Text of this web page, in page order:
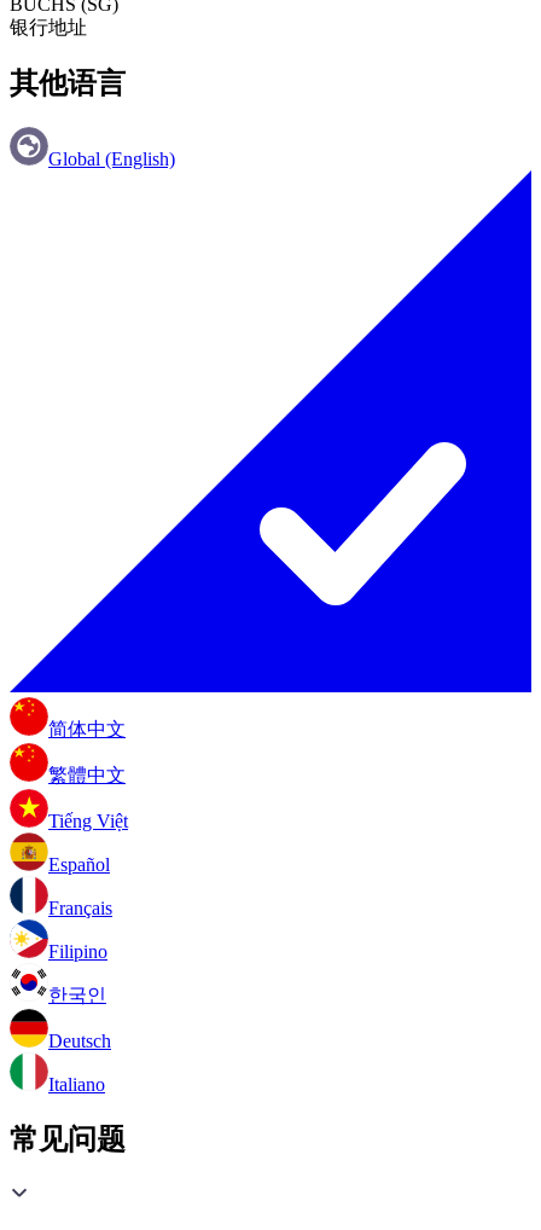
银行地址
其他语言
Global (English)
简体中文
繁體中文
Tiếng Việt
Español
Français
Filipino
한국인
Deutsch
Italiano
常见问题